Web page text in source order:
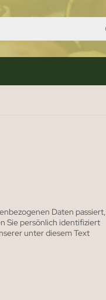
Daten passiert,
Sie persönlich identifiziert
unter diesem Text